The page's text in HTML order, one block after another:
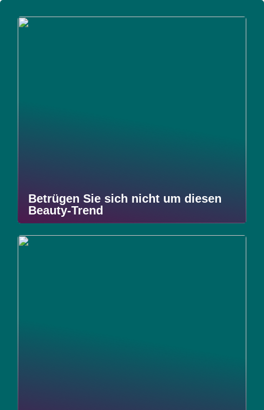
Betrügen Sie sich nicht um diesen
Beauty-Trend